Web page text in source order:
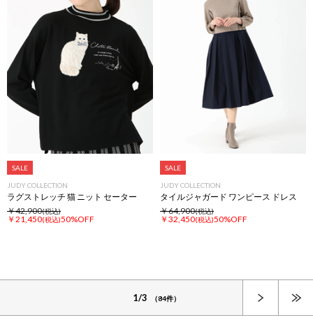
SALE
JUDY COLLECTION
ラグストレッチ 猫 ニット セーター
￥42,900(税込)
￥21,450(税込)50%OFF
SALE
JUDY COLLECTION
タイルジャガード ワンピース ドレス
￥64,900(税込)
￥32,450(税込)50%OFF
1/3 （84件）